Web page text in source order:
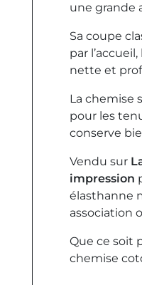
une grande
Sa coupe
par
nette et
La chemise
pour les
conserve
Vendu sur
impression
élasthanne
association
Que ce soit
chemise